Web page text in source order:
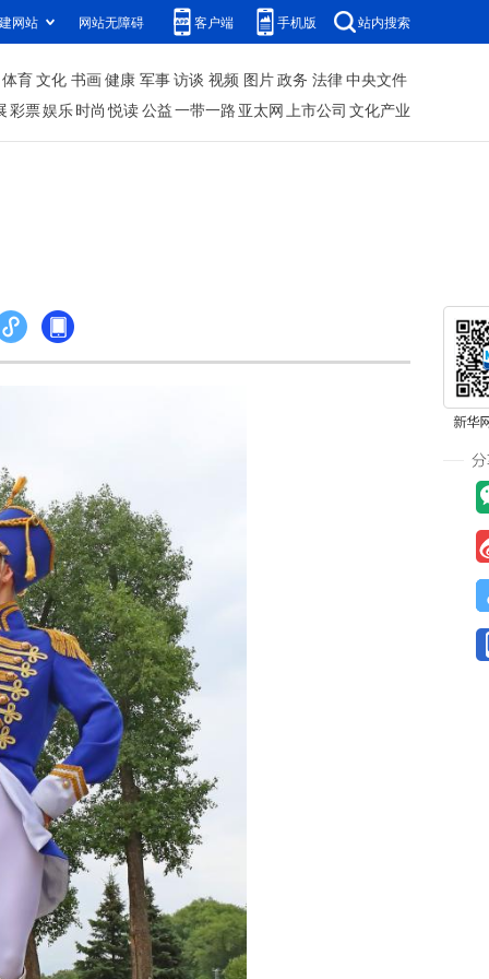
网站 网站无障碍 客户端 手机版 站内搜索
体育文化 书画健康 军事访谈 视频 图片政务 法律中央文件
彩票娱乐时尚 悦读公益一带一路 亚太网上市公司 文化产业